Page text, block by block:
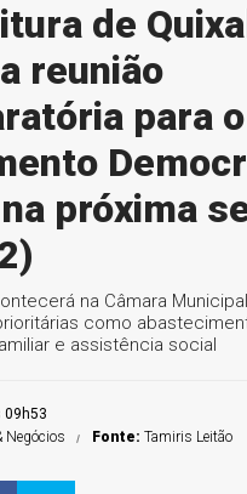
de
reunião
para o
próxima
na Câmara
como
e assistência social
Negócios Fonte:Tamiris Leitão